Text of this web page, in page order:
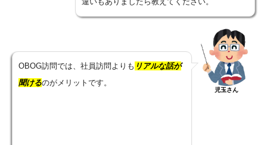
OBOG訪問では、社員訪問よりも リアルな話が
聞けるのがメリットです。
児玉さん